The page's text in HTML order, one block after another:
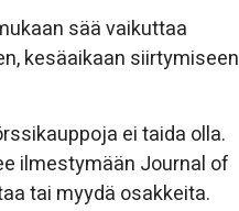
sää vaikuttaa
kesäaikaan siirtymiseen
ei taida olla.
ilmestymään Journal of
tai myydä osakkeita.